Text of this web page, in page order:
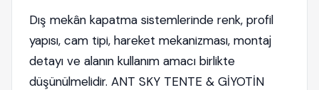
Dış mekân kapatma sistemlerinde renk, profil
yapısı, cam tipi, hareket mekanizması, montaj
detayı ve alanın kullanım amacı birlikte
düşünülmelidir. ANT SKY TENTE & GİYOTİN